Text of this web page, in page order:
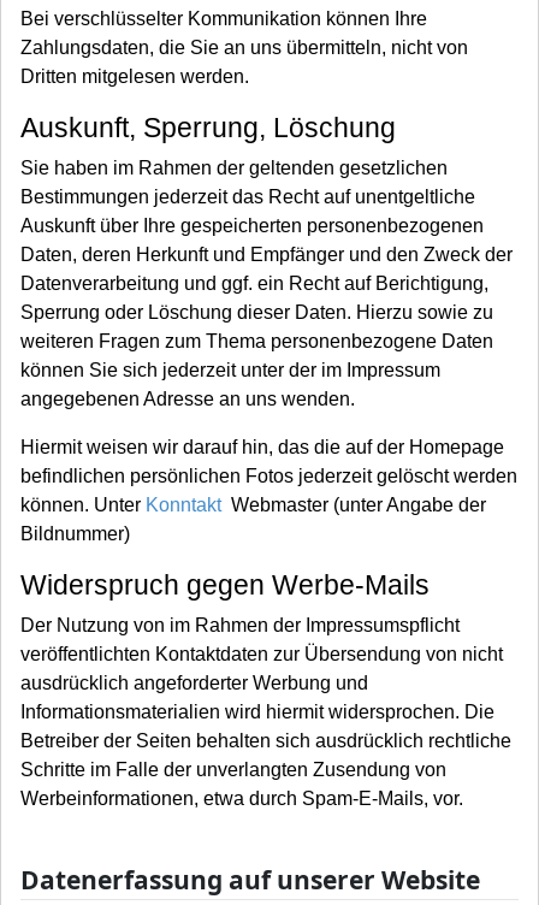
Bei verschlüsselter Kommunikation können Ihre
Zahlungsdaten, die Sie an uns übermitteln, nicht von
Dritten mitgelesen werden.
Auskunft, Sperrung, Löschung
Sie haben im Rahmen der geltenden gesetzlichen
Bestimmungen jederzeit das Recht auf unentgeltliche
Auskunft über Ihre gespeicherten personenbezogenen
Daten, deren Herkunft und Empfänger und den Zweck der
Datenverarbeitung und ggf. ein Recht auf Berichtigung,
Sperrung oder Löschung dieser Daten. Hierzu sowie zu
weiteren Fragen zum Thema personenbezogene Daten
können Sie sich jederzeit unter der im Impressum
angegebenen Adresse an uns wenden.
Hiermit weisen wir darauf hin, das die auf der Homepage
befindlichen persönlichen Fotos jederzeit gelöscht werden
können. Unter KonntaktWebmaster (unter Angabe der
Bildnummer)
Widerspruch gegen Werbe-Mails
Der Nutzung von im Rahmen der Impressumspflicht
veröffentlichten Kontaktdaten zur Übersendung von nicht
ausdrücklich angeforderter Werbung und
Informationsmaterialien wird hiermit widersprochen. Die
Betreiber der Seiten behalten sich ausdrücklich rechtliche
Schritte im Falle der unverlangten Zusendung von
Werbeinformationen, etwa durch Spam-E-Mails, vor.
Datenerfassung auf unserer Website